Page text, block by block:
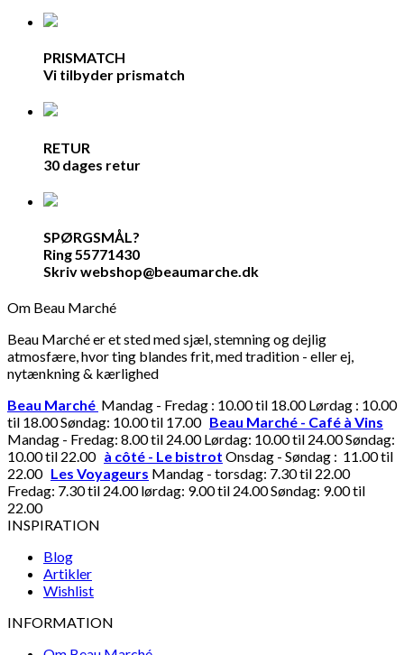
PRISMATCH
Vi tilbyder prismatch
RETUR
30 dages retur
SPØRGSMÅL?
Ring 55771430
Skriv webshop@beaumarche.dk
Om Beau Marché
Beau Marché er et sted med sjæl, stemning og dejlig
atmosfære, hvor ting blandes frit, med tradition - eller ej,
nytænkning & kærlighed
Beau Marché Mandag - Fredag : 10.00 til 18.00 Lørdag : 10.00
til 18.00 Søndag: 10.00 til 17.00 Beau Marché - Café à Vins
Mandag - Fredag: 8.00 til 24.00 Lørdag: 10.00 til 24.00 Søndag:
10.00 til 22.00 à côté - Le bistrot Onsdag - Søndag : 11.00 til
22.00 Les Voyageurs Mandag - torsdag: 7.30 til 22.00
Fredag: 7.30 til 24.00 lørdag: 9.00 til 24.00 Søndag: 9.00 til
22.00
INSPIRATION
Blog
Artikler
Wishlist
INFORMATION